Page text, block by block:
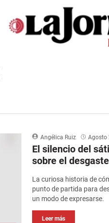
Angélica Ruiz Agosto
El silencio del
sobre el
La curiosa historia de
punto de partida para
un modo de expresarse.
Leer más